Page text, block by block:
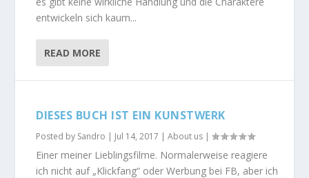
entwickeln sich kaum...
READ MORE
DIESES BUCH IST EIN KUNSTWERK
Posted by Sandro | Jul 14, 2017 |About us |
Einer meiner Lieblingsfilme. Normalerweise reagiere
ich nicht auf „Klickfang“ oder Werbung bei FB, aber ich